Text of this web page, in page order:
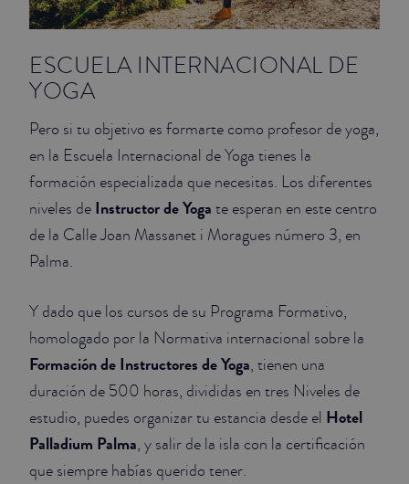
ESCUELA INTERNACIONAL DE
YOGA
Pero si tu objetivo es formarte como profesor de yoga,
en la Escuela Internacional de Yoga tienes la
formación especializada que necesitas. Los diferentes
niveles de Instructor de Yoga te esperan en este centro
de la Calle Joan Massanet i Moragues número 3, en
Palma.
Y dado que los cursos de su Programa Formativo,
homologado por la Normativa internacional sobre la
Formación de Instructores de Yoga, tienen una
duración de 500 horas, divididas en tres Niveles de
estudio, puedes organizar tu estancia desde el Hotel
Palladium Palma, y salir de la isla con la certificación
que siempre habías querido tener.